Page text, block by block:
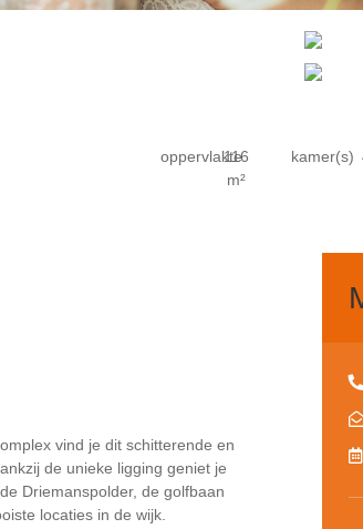
oppervlakte
116
m²
kamer(s)
vind je dit schitterende en
de unieke ligging geniet je
Driemanspolder, de golfbaan
locaties in de wijk.